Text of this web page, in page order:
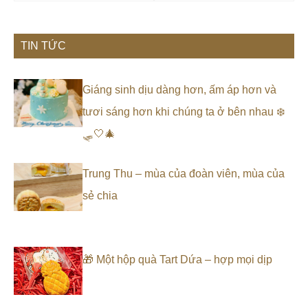
TIN TỨC
Giáng sinh dịu dàng hơn, ấm áp hơn và
tươi sáng hơn khi chúng ta ở bên nhau ❄️
🛷🤍🎄
Trung Thu – mùa của đoàn viên, mùa của
sẻ chia
🎁 Một hộp quà Tart Dứa – hợp mọi dịp